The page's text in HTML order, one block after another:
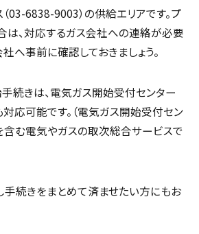
03-6838-9003）の供給エリアです。プ
は、対応するガス会社への連絡が必要
へ事前に確認しておきましょう。
続きは、電気ガス開始受付センター
対応可能です。（電気ガス開始受付セン
含む電気やガスの取次総合サービスで
手続きをまとめて済ませたい方にもお